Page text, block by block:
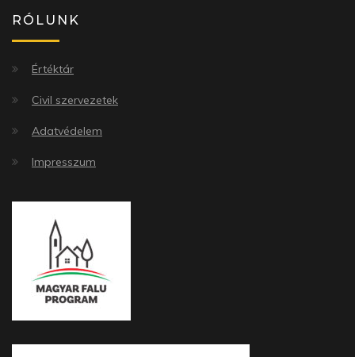
RÓLUNK
Értéktár
Civil szervezetek
Adatvédelem
Impresszum